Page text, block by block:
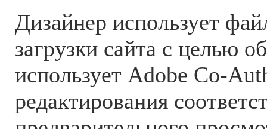
Дизайнер использует
загрузки сайта с целью
использует Adobe Co-
редактирования